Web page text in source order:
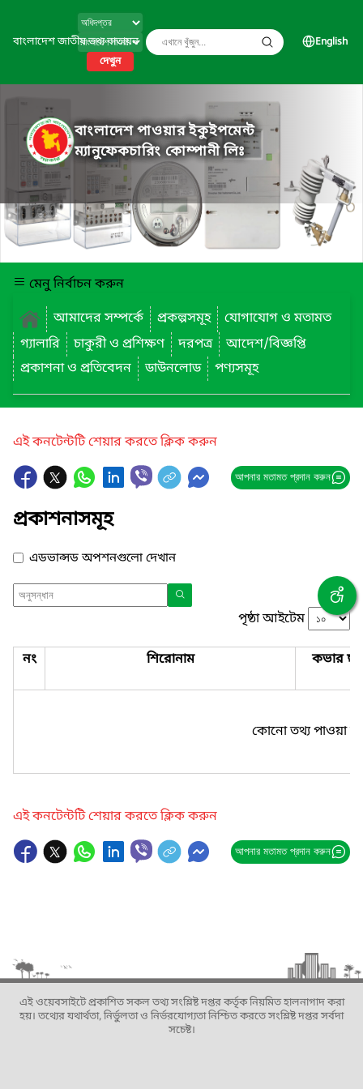
বাংলাদেশ জাতীয় তথ্য বাতায়ন
দেখুন
English
বাংলাদেশ পাওয়ার ইকুইপমেন্ট
ম্যানুফেকচারিং কোম্পানী লিঃ
মেনু নির্বাচন করুন
আমাদের সম্পর্কে
প্রকল্পসমূহ
যোগাযোগ ও মতামত
গ্যালারি
চাকুরী ও প্রশিক্ষণ দরপত্র
আদেশ/বিজ্ঞপ্তি
প্রকাশনা ও প্রতিবেদন
ডাউনলোড পণ্যসমূহ
এই কনটেন্টটি শেয়ার করতে ক্লিক করুন
আপনার মতামত প্রদান করুন
প্রকাশনাসমূহ
এডভান্সড অপশনগুলো দেখান
পৃষ্ঠা আইটেম
নং শিরোনাম কভার
কোনো তথ্য পাওয়া
এই কনটেন্টটি শেয়ার করতে ক্লিক করুন
আপনার মতামত প্রদান করুন
এই ওয়েবসাইটে প্রকাশিত সকল তথ্য সংশ্লিষ্ট দপ্তর কর্তৃক নিয়মিত হালনাগাদ করা
হয়। তথ্যের যথার্থতা, নির্ভুলতা ও নির্ভরযোগ্যতা নিশ্চিত করতে সংশ্লিষ্ট দপ্তর সর্বদা
সচেষ্ট।